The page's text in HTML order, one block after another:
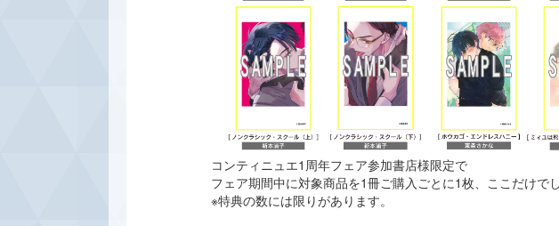
コンティニュエ1周年フェア参加書店様限定で
フェア期間中に対象商品を1冊ご購入ごとに1枚、ここだけで
※特典の数には限りがあります。